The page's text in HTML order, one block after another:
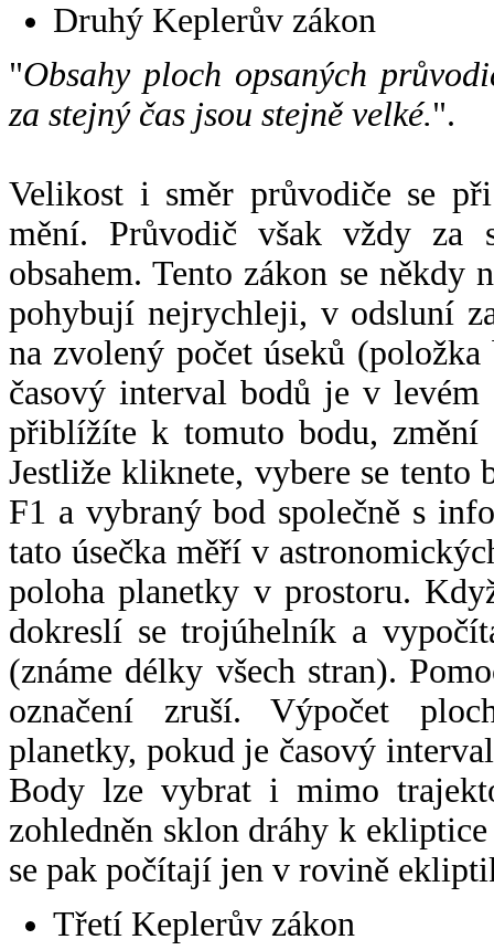
Druhý Keplerův zákon
"Obsahy ploch opsaných
za stejný čas jsou stejně velké.".
Velikost i směr průvodiče se
mění. Průvodič však vždy za
obsahem. Tento zákon se někdy
pohybují nejrychleji, v odsluní
na zvolený počet úseků
časový interval bodů je v
přiblížíte k tomuto bodu,
Jestliže kliknete, vybere se tento
F1 a vybraný bod společně s
tato úsečka měří v
poloha planetky v prostoru.
dokreslí se trojúhelník a
(známe délky všech stran).
označení zruší. Výpočet
planetky, pokud je časový
Body lze vybrat i mimo
zohledněn sklon dráhy k
se pak počítají jen v rovině
Třetí Keplerův zákon